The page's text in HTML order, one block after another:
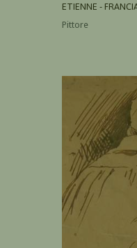
ETIENNE -
Pittore